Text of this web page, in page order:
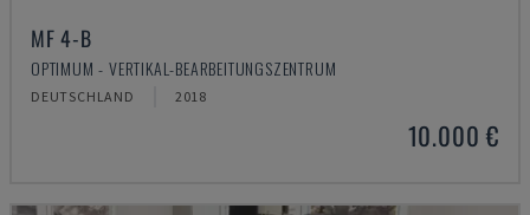
MF 4-B
OPTIMUM - VERTIKAL-BEARBEITUNGSZENTRUM
DEUTSCHLAND 2018
10.000 €